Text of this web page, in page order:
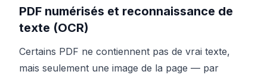
PDF numérisés et reconnaissance de
texte (OCR)
Certains PDF ne contiennent pas de vrai texte,
mais seulement une image de la page — par